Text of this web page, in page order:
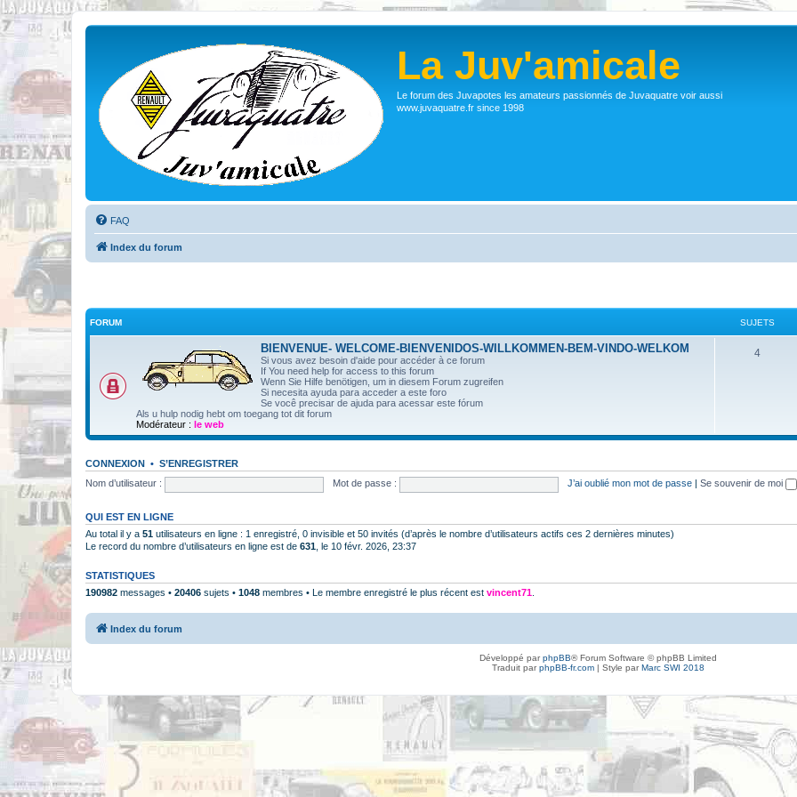
La Juv'amicale
Le forum des Juvapotes les amateurs passionnés de Juvaquatre voir aussi
www.juvaquatre.fr since 1998
FAQ
Index du forum
FORUM SUJETS
BIENVENUE- WELCOME-BIENVENIDOS-WILLKOMMEN-BEM-VINDO-WELKOM
Si vous avez besoin d'aide pour accéder à ce forum
If You need help for access to this forum
Wenn Sie Hilfe benötigen, um in diesem Forum zugreifen
Si necesita ayuda para acceder a este foro
Se você precisar de ajuda para acessar este fórum
Als u hulp nodig hebt om toegang tot dit forum
Modérateur : le web
4
CONNEXION • S’ENREGISTRER
Nom d’utilisateur :
Mot de passe : J’ai oublié mon mot de passe Se souvenir de moi
QUI EST EN LIGNE
Au total il y a 51 utilisateurs en ligne : 1 enregistré, 0 invisible et 50 invités (d’après le nombre d’utilisateurs actifs ces 2 dernières minutes)
Le record du nombre d’utilisateurs en ligne est de 631 , le 10 févr. 2026, 23:37
STATISTIQUES
190982 messages • 20406 sujets • 1048 membres • Le membre enregistré le plus récent est vincent71
Index du forum
Développé parphpBB® Forum Software © phpBB Limited
Traduit parphpBB-fr.com| Style parMarc SWI 2018